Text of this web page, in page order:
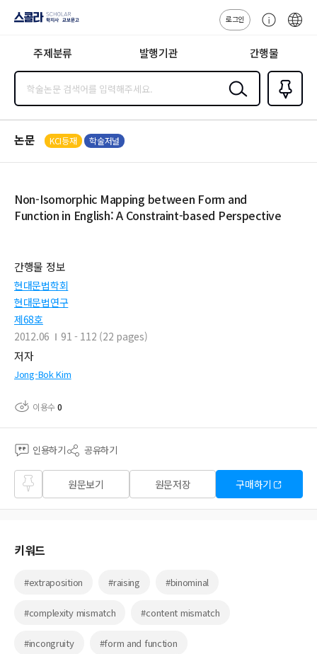
지사·교보문고
로그인
센
주제분류 발행기관 간행물
검색
즐겨찾
기0
논문 KCI등재 학술저널
Non-Isomorphic Mapping between Form and
Function in English: A Constraint-based Perspective
간행물 정보
현대문법학회
현대문법연구
제68호
2012.06
91 - 112 (22 pages)
저자
Jong-Bok Kim
이용수0
인용하기 공유하기
즐겨
찾기
원문보기 원문저장 구매하기
키워드
#extraposition #raising #binominal
#complexity mismatch #content mismatch
#incongruity #form and function